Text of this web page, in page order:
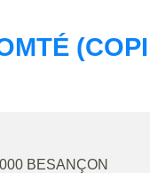
BESANÇON